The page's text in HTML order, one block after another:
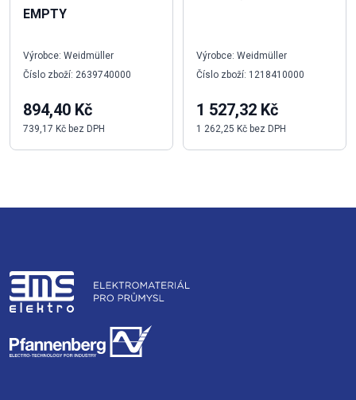
EMPTY
Výrobce: Weidmüller
Číslo zboží: 2639740000
894,40 Kč
739,17 Kč bez DPH
Výrobce: Weidmüller
Číslo zboží: 1218410000
1 527,32 Kč
1 262,25 Kč bez DPH